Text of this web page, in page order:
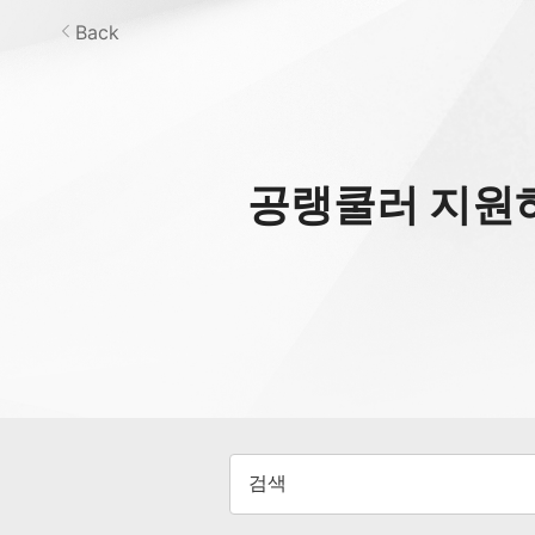
공랭쿨러 지원
Back